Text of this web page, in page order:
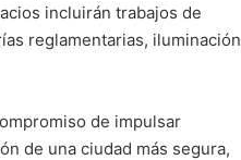
incluirán trabajos de
reglamentarias, iluminación
de impulsar
de una ciudad más segura,